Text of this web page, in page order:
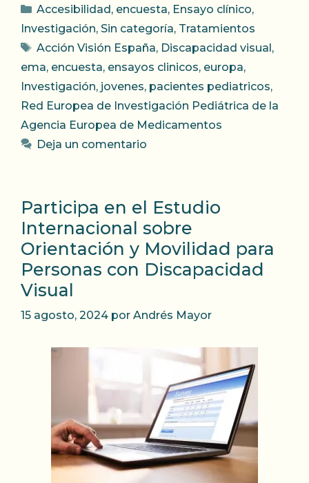
Categorías
Accesibilidad , encuesta, Ensayo clínico,
Investigación, Sin categoría, Tratamientos
Etiquetas
Acción Visión España, Discapacidad visual ,
ema, encuesta, ensayos clinicos, europa,
Investigación, jovenes, pacientes pediatricos,
Red Europea de Investigación Pediátrica de la
Agencia Europea de Medicamentos
Deja un comentario
Participa en el Estudio
Internacional sobre
Orientación y Movilidad para
Personas con Discapacidad
Visual
15 agosto, 2024 por Andrés Mayor